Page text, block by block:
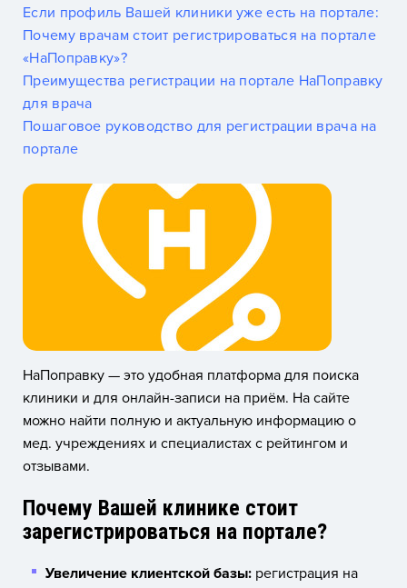
Если профиль Вашей клиники уже есть на портале:
Почему врачам стоит регистрироваться на портале
«НаПоправку»?
Преимущества регистрации на портале НаПоправку
для врача
Пошаговое руководство для регистрации врача на
портале
НаПоправку — это удобная платформа для поиска
клиники и для онлайн-записи на приём. На сайте
можно найти полную и актуальную информацию о
мед. учреждениях и специалистах с рейтингом и
отзывами.
Почему Вашей клинике стоит
зарегистрироваться на портале?
Увеличение клиентской базы: регистрация на